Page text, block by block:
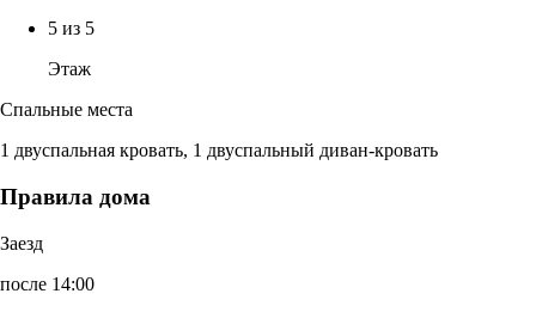
5 из 5
Этаж
Спальные места
1 двуспальная кровать, 1 двуспальный диван-кровать
Правила дома
Заезд
после 14:00